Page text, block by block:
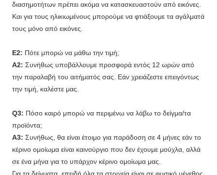
διασημοτήτων πρέπει ακόμα να κατασκευαστούν από εικόνες.
Και για τους ηλικιωμένους μπορούμε να φτιάξουμε τα αγάλματά
τους μόνο από εικόνες.
Ε2: Πότε μπορώ να μάθω την τιμή;
A2: Συνήθως υποβάλλουμε προσφορά εντός 12 ωρών από
την παραλαβή του αιτήματός σας. Εάν χρειάζεστε επειγόντως
την τιμή, καλέστε μας.
Q3: Πόσο καιρό μπορώ να περιμένω να λάβω το δείγμα/τα
προϊόντα;
A3: Συνήθως, θα είναι έτοιμο για παράδοση σε 4 μήνες εάν το
κέρινο ομοίωμα είναι καινούργιο που δεν έχουμε μούχλα, αλλά
σε ένα μήνα για το υπάρχον κέρινο ομοίωμα μας.